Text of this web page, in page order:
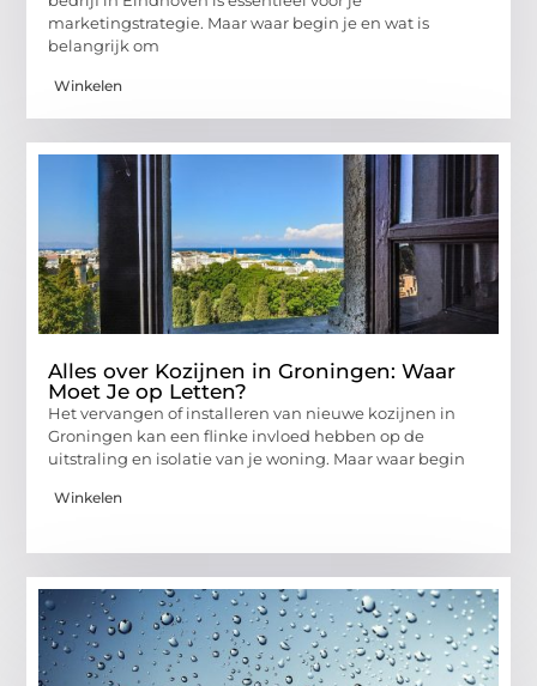
marketingstrategie. Maar waar begin je en wat is
belangrijk om
Winkelen
Alles over Kozijnen in Groningen: Waar
Moet Je op Letten?
Het vervangen of installeren van nieuwe kozijnen in
Groningen kan een flinke invloed hebben op de
uitstraling en isolatie van je woning. Maar waar begin
Winkelen